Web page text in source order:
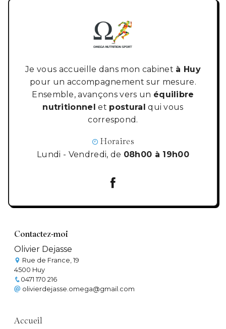
Je vous accueille dans mon cabinet à Huy
pour un accompagnement sur mesure.
Ensemble, avançons vers un équilibre
nutritionnel et postural qui vous
correspond.
Horaires
Lundi - Vendredi, de 08h00 à 19h00
Contactez-moi
Olivier Dejasse
Rue de France, 19
4500 Huy
0471 170 216
olivierdejasse.omega@gmail.com
Accueil